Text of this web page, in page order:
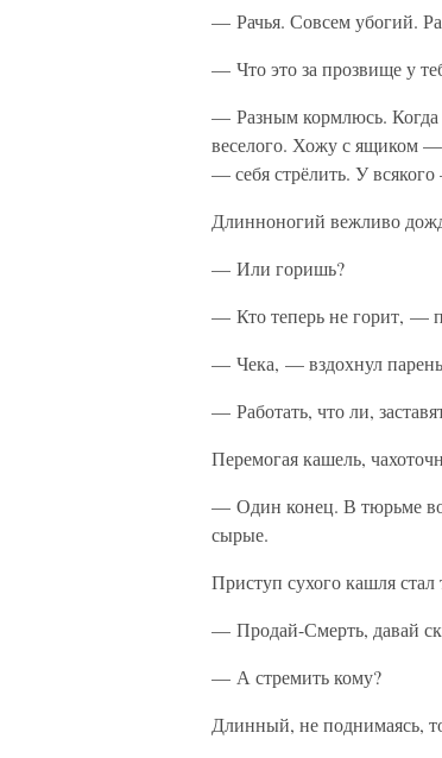
— Рачья. Совсем убогий.
— Что это за прозвище у
— Разным кормлюсь. Когда
веселого. Хожу с ящиком —
— себя стрёлить. У
Длинноногий вежливо
— Или горишь?
— Кто теперь не горит, —
— Чека, — вздохнул парень
— Работать, что ли,
Перемогая кашель,
— Один конец. В тюрьме
сырые.
Приступ сухого кашля стал
— Продай-Смерть, давай
— А стремить кому?
Длинный, не поднимаясь,